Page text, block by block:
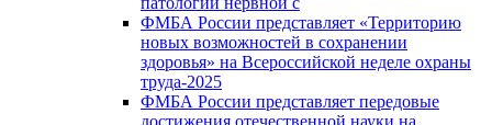
ФМБА России представляет «Территорию
новых возможностей в сохранении
здоровья» на Всероссийской неделе охраны
труда-2025
ФМБА России представляет передовые
достижения отечественной науки на